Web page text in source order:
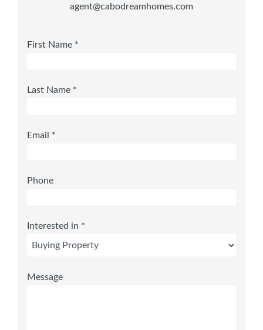
agent@cabodreamhomes.com
First Name *
Last Name *
Email *
Phone
Interested in *
Message